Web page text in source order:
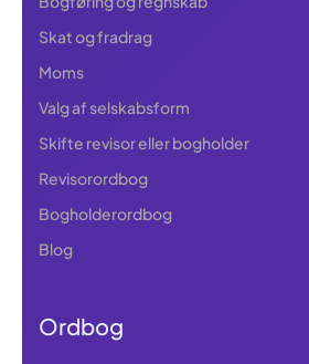
Skat og fradrag
Moms
Valg af selskabsform
Skifte revisor eller bogholder
Revisorordbog
Bogholderordbog
Blog
Ordbog